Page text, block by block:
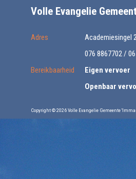
Volle Evangelie
Adres
Academiesingel
076 8867702 /
Bereikbaarheid
Eigen vervoer
Openbaar
Copyright © 2026 Volle Evangelie Gemeente